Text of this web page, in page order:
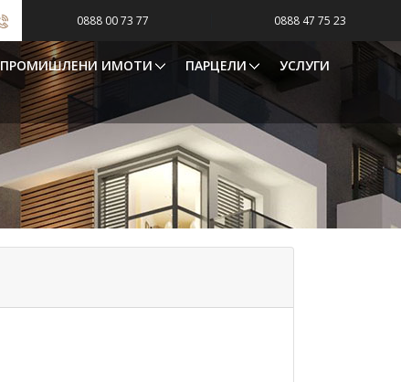
0888 00 73 77 0888 47 75 23
ПРОМИШЛЕНИ ИМОТИ ПАРЦЕЛИ
УСЛУГИ